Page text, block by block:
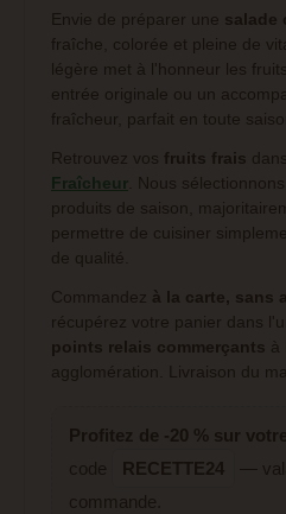
Envie de préparer une salade
fraîche, colorée et pleine de
légère met à l'honneur les
entrée originale ou un
fraîcheur, parfait en toute
Retrouvez vos fruits frais
Fraîcheur . Nous
produits de saison,
permettre de cuisiner
de qualité.
Commandez à la carte, sans
récupérez votre panier dans
points relais commerçants à
agglomération. Livraison du
Profitez de -20 % sur
code
RECETTE24
—
commande.